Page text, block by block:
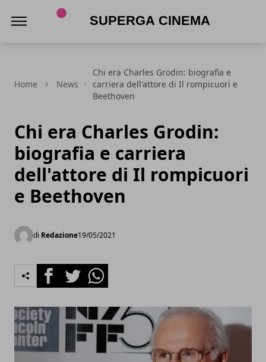
Home News
Chi era Charles Grodin: biografia e
carriera dell'attore di Il rompicuori e
Beethoven
Chi era Charles Grodin:
biografia e carriera
dell'attore di Il rompicuori
e Beethoven
di Redazione19/05/2021
FacebookTwitterWhatsapp